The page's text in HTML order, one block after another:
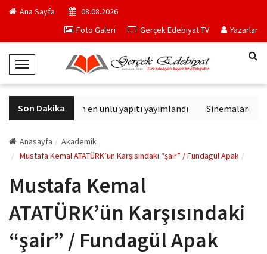
Ana Sayfa
08.08.2026
Foto Galeri
Gerçek Edebiyat TV Yazarlar
T
o
g
g
e
N
t
Son Dakika
Philip K. Dick'in en ünlü yapıtı yayımlandı Sinemalarda
Anasayfa
Akademik
Mustafa Kemal ATATÜRK’ün Karşısındaki “şair” / Fundagül Apak
Mustafa Kemal
ATATÜRK’ün Karşısındaki
“şair” / Fundagül Apak